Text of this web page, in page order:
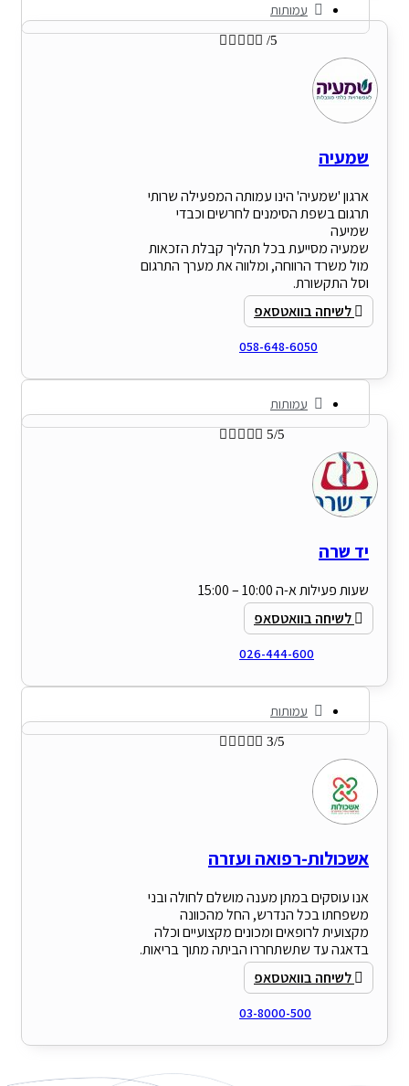
עמותות
  
שמעיה
ארגון 'שמעיה' הינו עמותה המפעילה שרותי
תרגום בשפת הסימנים לחרשים וכבדי
שמיעה
שמעיה מסייעת בכל תהליך קבלת הזכאות
מול משרד הרווחה, ומלווה את מערך התרגום
וסל התקשורת.
לשיחה בוואטסאפ
058-648-6050
עמותות
  
יד שרה
שעות פעילות א-ה 10:00 – 15:00
לשיחה בוואטסאפ
026-444-600
עמותות
  
אשכולות-רפואה ועזרה
אנו עוסקים במתן מענה מושלם לחולה ובני
משפחתו בכל הנדרש, החל מהכוונה
מקצועית לרופאים ומכונים מקצועיים וכלה
בדאגה עד שתשתחררו הביתה מתוך בריאות.
לשיחה בוואטסאפ
03-8000-500